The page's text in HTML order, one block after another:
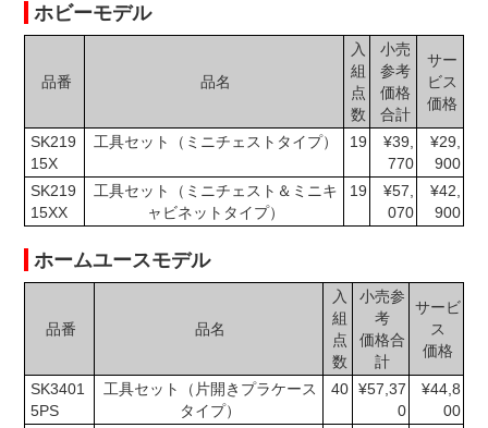
ホビーモデル
品番 品名
入
組
点
数
小売
参考
価格
合計
サー
ビス
価格
SK219
15X
工具セット（ミニチェストタイプ） 19
¥39,
770
¥29,
900
SK219
15XX
工具セット（ミニチェスト＆ミニキ
ャビネットタイプ）
19
¥57,
070
¥42,
900
ホームユースモデル
品番 品名
入
組
点
数
小売参
考
価格合
計
サービ
ス
価格
SK3401
5PS
工具セット（片開きプラケース
タイプ）
40 ¥57,37
0
¥44,8
00